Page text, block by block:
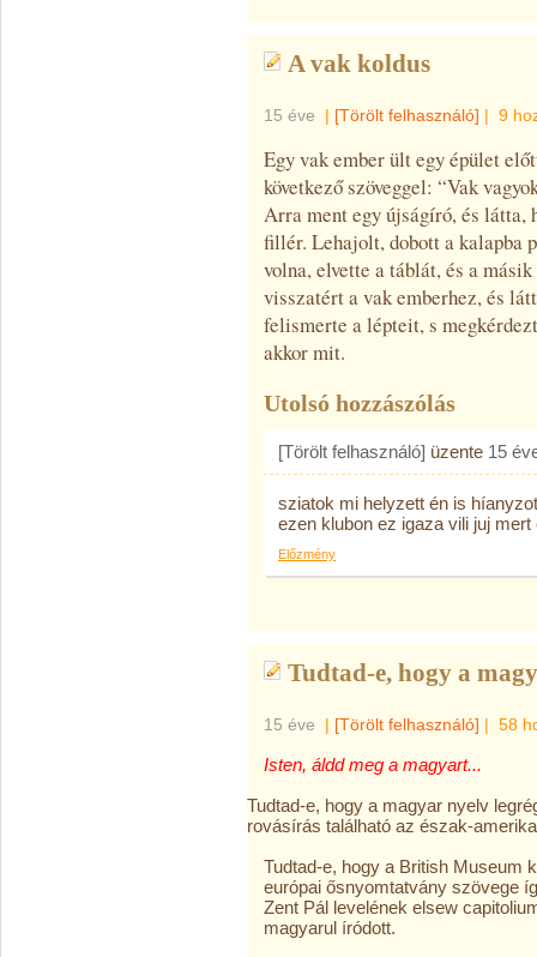
A vak koldus
15 éve | [Törölt felhasználó] | 9
Egy vak ember ült egy épület
következő szöveggel: “Vak
Arra ment egy újságíró, és látta,
fillér. Lehajolt, dobott a kalapba
volna, elvette a táblát, és a
visszatért a vak emberhez, és
felismerte a lépteit, s
akkor mit.
Utolsó hozzászólás
[Törölt felhasználó] üzente 15
sziatok mi helyzett én is
ezen klubon ez igaza vili juj
Előzmény
Tudtad-e, hogy a
15 éve | [Törölt felhasználó] | 58
Isten, áldd meg a magyart...
Tudtad-e, hogy a magyar nyelv
rovásírás található az észak-
Tudtad-e, hogy a British Museum
európai ősnyomtatvány szövege
Zent Pál levelének elsew
magyarul íródott.